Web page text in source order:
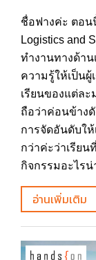
ชื่อฟางค่ะ ตอน
Logistics and
ทำงานทางด้าน
ความรู้ให้เป็น
เรียนของแต่ละ
ถือว่าค่อนข้างดั
การจัดอันดับใ
กว่าค่ะว่าเรียน
กิจกรรมอะไร
อ่านเพิ่มเติม